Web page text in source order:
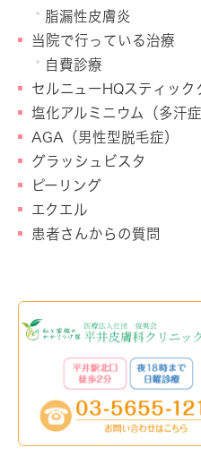
脂漏性皮膚炎
当院で行っている治療
自費診療
セルニューHQスティック
塩化アルミニウム（多汗症
AGA（男性型脱毛症）
グラッシュビスタ
ピーリング
エクエル
患者さんからの質問